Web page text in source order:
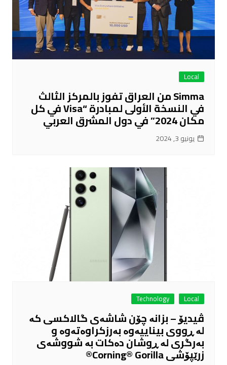
Local
Simma من العراق تفوز بالمركز الثالث
في النسخة الأولى لمبادرة “Visa في كل
مكان 2024” في دول المشرق العربي
يونيو 3, 2024
Local
Technology
ڤیدیۆ – بزانە چۆن شاشەی گالاکسی کە
لە ڕووی بیناییەوە بەرزکراوەتەوە و
بەرگری لە ڕوشان دەکات بە شووشەی
زرێپۆشی Corning® Gorilla®